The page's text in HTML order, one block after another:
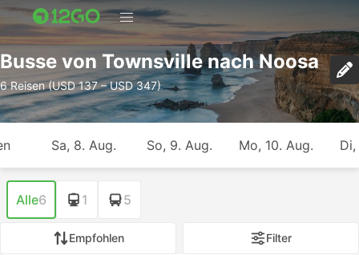
Busse von Townsville nach Noosa
6 Reisen (USD 137 – USD 347)
Sa, 8. Aug. So, 9. Aug. Mo, 10. Aug. Di,
Alle6 1 5
Empfohlen Filter